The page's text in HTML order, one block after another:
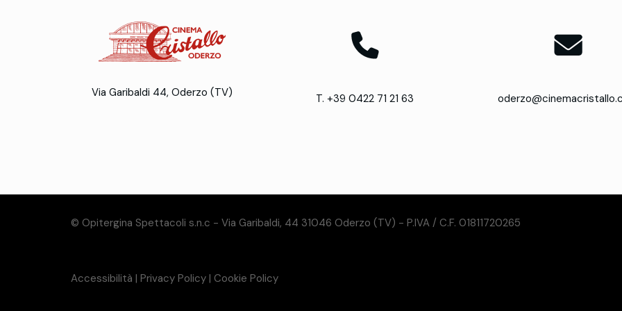
Via Garibaldi 44, Oderzo (TV) T. +39 0422 71 21 63
© Opitergina Spettacoli s.n.c - Via Garibaldi, 44 31046 Oderzo (TV) - P.IVA / C.F. 01811720265
Accessibilità | Privacy Policy | Cookie Policy